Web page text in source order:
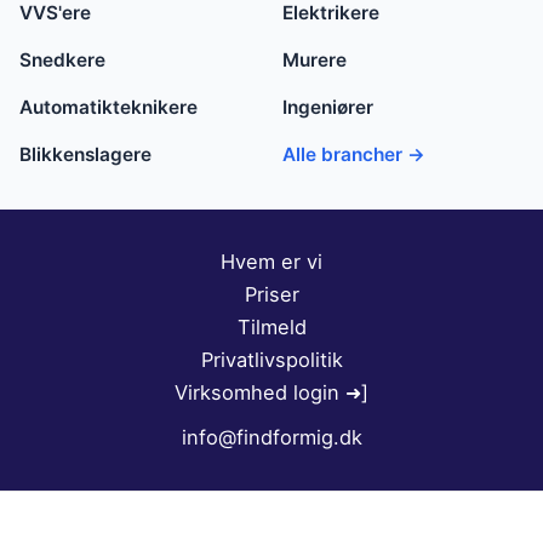
VVS'ere Elektrikere
Snedkere Murere
Automatikteknikere Ingeniører
Blikkenslagere Alle brancher →
Hvem er vi
Priser
Tilmeld
Privatlivspolitik
Virksomhed login ➜]
info@findformig.dk